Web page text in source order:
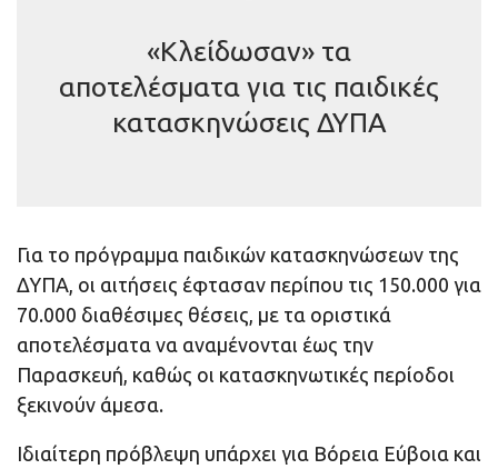
«Κλείδωσαν» τα
αποτελέσματα για τις παιδικές
κατασκηνώσεις ΔΥΠΑ
Για το πρόγραμμα παιδικών κατασκηνώσεων της
ΔΥΠΑ, οι αιτήσεις έφτασαν περίπου τις 150.000 για
70.000 διαθέσιμες θέσεις, με τα οριστικά
αποτελέσματα να αναμένονται έως την
Παρασκευή, καθώς οι κατασκηνωτικές περίοδοι
ξεκινούν άμεσα.
Ιδιαίτερη πρόβλεψη υπάρχει για Βόρεια Εύβοια και